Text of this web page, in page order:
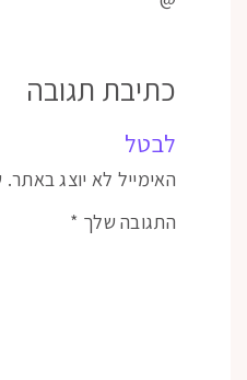
כתיבת תגובה
לבטל
האימייל לא יוצג באתר.
התגובה שלך *